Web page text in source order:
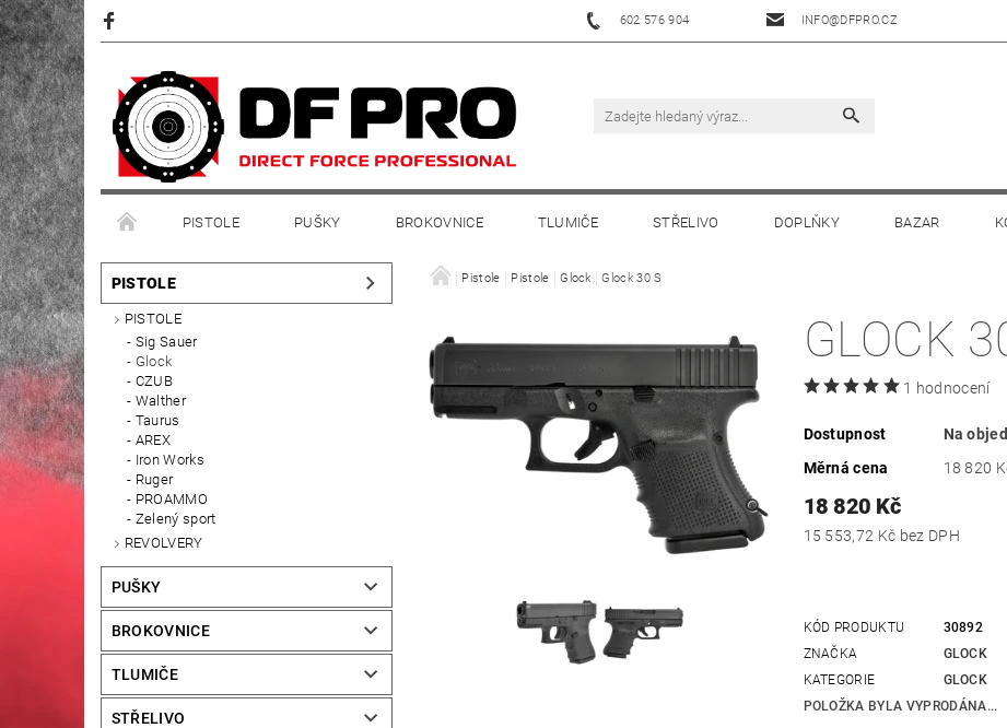
602 576 904 INFO@DFPRO.CZ
PISTOLE PUŠKY BROKOVNICE TLUMIČE STŘELIVO DOPLŇKY BAZAR
PISTOLE
PISTOLE
Sig Sauer
Glock
CZUB
Walther
Taurus
AREX
Iron Works
Ruger
PROAMMO
Zelený sport
REVOLVERY
PUŠKY
BROKOVNICE
TLUMIČE
STŘELIVO
Pistole Pistole Glock Glock 30 S
GLOCK
1 hodnocení
Dostupnost
Na
Měrná cena
18 820
18 820 Kč
15 553,72 Kč bez DPH
KÓD PRODUKTU
30892
ZNAČKA
GLOCK
KATEGORIE
GLOCK
POLOŽKA BYLA VYPRODÁNA...